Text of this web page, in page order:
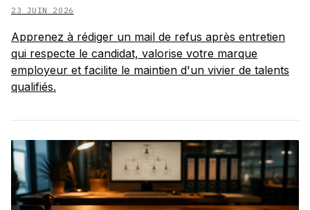
23 JUIN 2026
Apprenez à rédiger un mail de refus après entretien
qui respecte le candidat, valorise votre marque
employeur et facilite le maintien d'un vivier de talents
qualifiés.